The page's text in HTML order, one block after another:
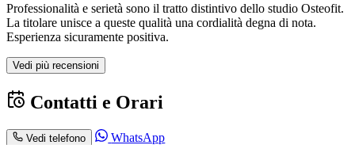
Professionalità e serietà sono il tratto distintivo dello studio Osteofit.
La titolare unisce a queste qualità una cordialità degna di nota.
Esperienza sicuramente positiva.
Vedi più recensioni
Contatti e Orari
Vedi telefono
WhatsApp